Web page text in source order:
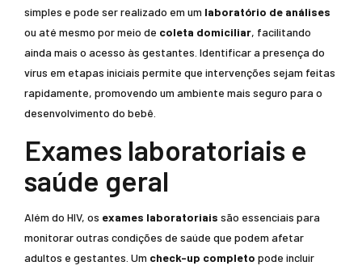
simples e pode ser realizado em um laboratório de análises
ou até mesmo por meio de coleta domiciliar, facilitando
ainda mais o acesso às gestantes. Identificar a presença do
vírus em etapas iniciais permite que intervenções sejam feitas
rapidamente, promovendo um ambiente mais seguro para o
desenvolvimento do bebê.
Exames laboratoriais e
saúde geral
Além do HIV, os exames laboratoriais são essenciais para
monitorar outras condições de saúde que podem afetar
adultos e gestantes. Um check-up completo pode incluir